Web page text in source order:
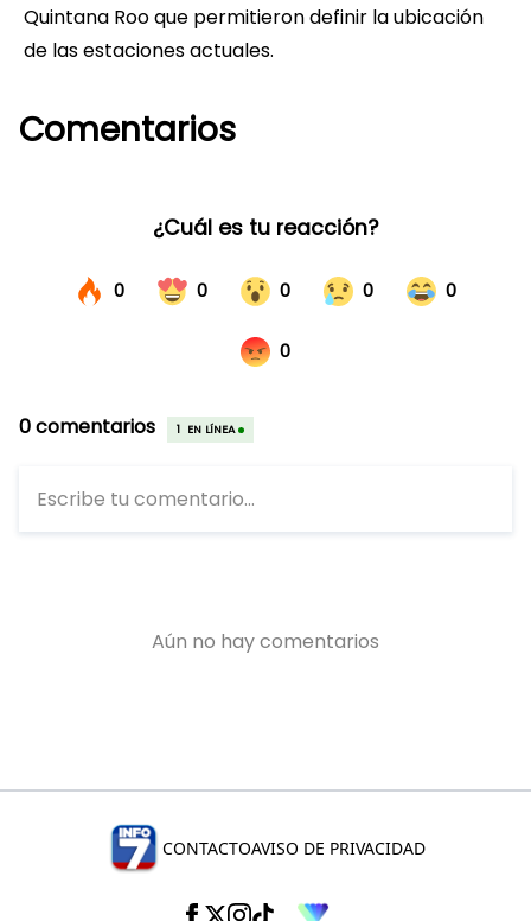
Quintana Roo que permitieron definir la ubicación
de las estaciones actuales.
Comentarios
CONTACTOAVISO DE PRIVACIDAD